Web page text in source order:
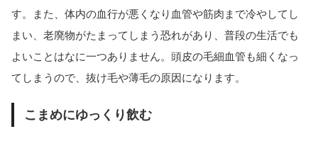
す。また、体内の血行が悪くなり血管や筋肉まで冷やしてし
まい、老廃物がたまってしまう恐れがあり、普段の生活でも
よいことはなに一つありません。頭皮の毛細血管も細くなっ
てしまうので、抜け毛や薄毛の原因になります。
こまめにゆっくり飲む